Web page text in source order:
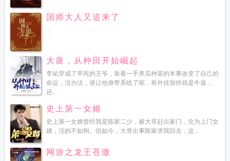
国师大人又追来了
...
大唐，从种田开始崛起
李祐穿成了早死的王爷，靠着一手养瓜种菜的本事改变了自己的
命运，没办法，谁让他身带系统了呢，有外挂加持就是牛逼，
还...
史上第一女婿
史上第一女婿曾经我是陈家二少，被大哥赶出家门，沦为上门女
婿，活的不如狗。但如今，大哥出事陈家求我回去，这...
网游之龙王苍傲